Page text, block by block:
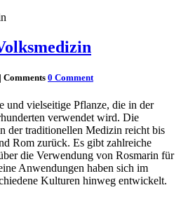
| Comments 0 Comment
und vielseitige Pflanze, die in der
verwendet wird. Die
der traditionellen Medizin reicht bis
Rom zurück. Es gibt zahlreiche
die Verwendung von Rosmarin für
Anwendungen haben sich im
Kulturen hinweg entwickelt.